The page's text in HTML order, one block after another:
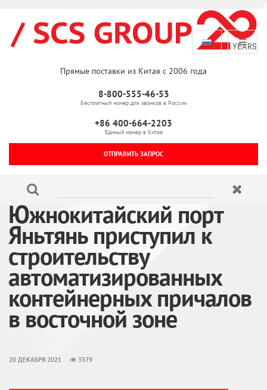
Прямые поставки из Китая с 2006 года
8-800-555-46-53
Бесплатный номер для звонков в России
+86 400-664-2203
Единый номер в Китае
ОТПРАВИТЬ ЗАПРОС
Южнокитайский порт
Яньтянь приступил к
строительству
автоматизированных
контейнерных причалов
в восточной зоне
20 ДЕКАБРЯ 2021 3579